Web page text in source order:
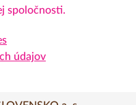
spoločnosti.
údajov